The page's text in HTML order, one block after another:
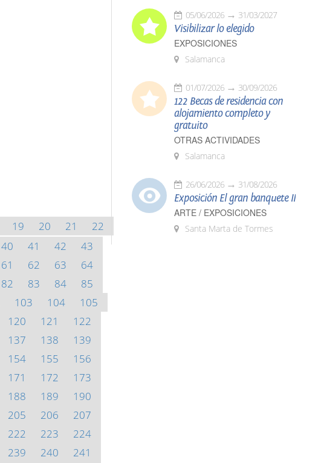
19 20 21
22
40 41 42
43
61 62 63
64
82 83 84
85
103 104
105
120 121
122
137 138
139
154 155
156
171 172
173
188 189
190
205 206
207
222 223
224
239 240 241
05/06/2026 31/03/2027
Visibilizar lo elegido
EXPOSICIONES
Salamanca
01/07/2026 30/09/2026
122 Becas de residencia con
alojamiento completo y
gratuito
OTRAS ACTIVIDADES
Salamanca
26/06/2026 31/08/2026
Exposición El gran banquete II
ARTE / EXPOSICIONES
Santa Marta de Tormes